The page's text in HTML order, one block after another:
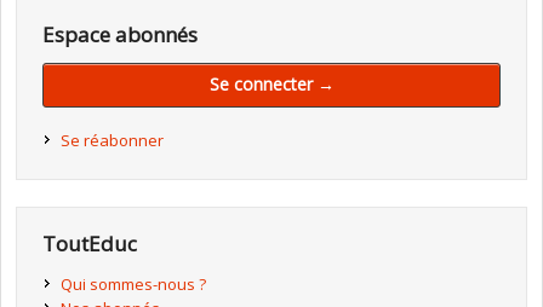
Espace abonnés
Se connecter →
Se réabonner
ToutEduc
Qui sommes-nous ?